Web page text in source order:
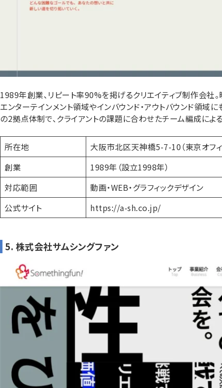
1989年創業、リピート率90%を掲げるクリエイティブ制作会社。
エンターテインメント領域やインバウンド・アウトバウンド領域
の2拠点体制で、クライアントの課題に合わせたチーム編成による
所在地
大阪市北区天神橋5-7-10（東京オフィ
創業
1989年（設立1998年）
対応範囲
動画・WEB・グラフィックデザイン
公式サイト
https://a-sh.co.jp/
5. 株式会社サムシングファン